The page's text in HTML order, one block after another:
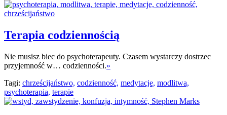
Terapia codziennością
Nie musisz biec do psychoterapeuty. Czasem wystarczy dostrzec
przyjemność w… codzienności.»
Tagi: chrześcijaństwo, codzienność, medytacje, modlitwa,
psychoterapia, terapie